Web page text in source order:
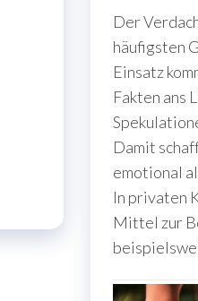
Der
häufigsten
Einsatz
Fakten ans
Damit
emotional
In privaten
Mittel zur